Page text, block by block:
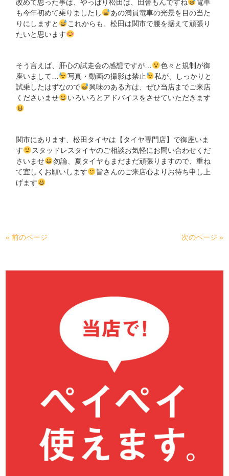
改めて思った事は、やっぱり松田は、田舎もんですね
電車
も今年初めて乗りましたし
あの満員電車の光景を目の当た
りにしますと
これからも、松田は関市で腰を据えて頑張り
たいと思います
そう言えば、肝心の試走会の感想ですが…
色々と規制が御
座いまして…
写真・動画の撮影は禁止
私が、しっかりと
試乗したはずなので
興味のある方は、ぜひ当店までご来店
くださいませ
いろいろとアドバイスをさせていただきます
関市にあります、松田タイヤは【タイヤ専門店】で御座いま
す
スタッドレスタイヤのご相談お気軽にお問い合わせくだ
さいませ
勿論、夏タイヤもまだまだ頑張りますので、重ね
て宜しくお願いします
皆さんのご来店心よりお待ち申し上
げます
« 前のページ 次のページ »